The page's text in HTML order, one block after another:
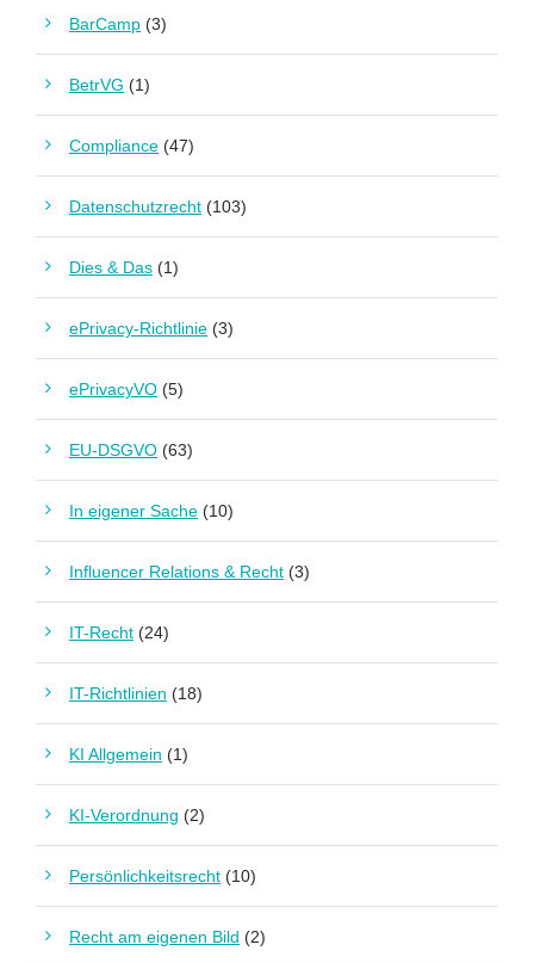
BarCamp (3)
BetrVG (1)
Compliance (47)
Datenschutzrecht (103)
Dies & Das (1)
ePrivacy-Richtlinie (3)
ePrivacyVO (5)
EU-DSGVO (63)
In eigener Sache (10)
Influencer Relations & Recht (3)
IT-Recht (24)
IT-Richtlinien (18)
KI Allgemein (1)
KI-Verordnung (2)
Persönlichkeitsrecht (10)
Recht am eigenen Bild (2)